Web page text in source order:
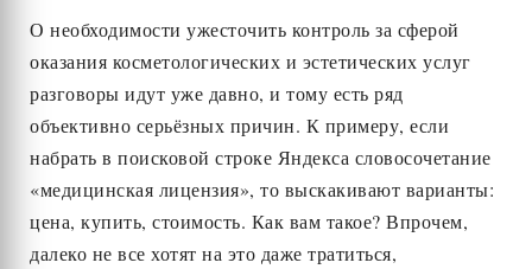
О необходимости ужесточить контроль за сферой
оказания косметологических и эстетических услуг
разговоры идут уже давно, и тому есть ряд
объективно серьёзных причин. К примеру, если
набрать в поисковой строке Яндекса словосочетание
«медицинская лицензия», то выскакивают варианты:
цена, купить, стоимость. Как вам такое? Впрочем,
далеко не все хотят на это даже тратиться,